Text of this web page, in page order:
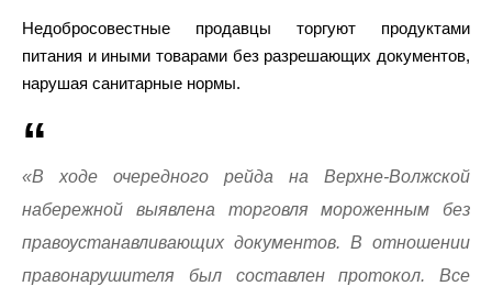
Недобросовестные продавцы торгуют продуктами
питания и иными товарами без разрешающих документов,
нарушая санитарные нормы.
«В ходе очередного рейда на Верхне-Волжской
набережной выявлена торговля мороженным без
правоустанавливающих документов. В отношении
правонарушителя был составлен протокол. Все